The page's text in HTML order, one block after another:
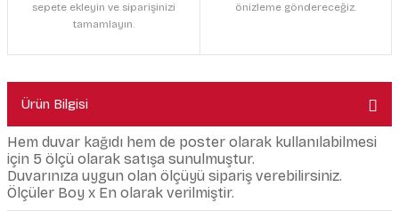
sepete ekleyin ve siparişinizi
tamamlayın.
önizleme göndereceğiz.
Ürün Bilgisi
Hem duvar kağıdı hem de poster olarak kullanılabilmesi
için 5 ölçü olarak satışa sunulmuştur.
Duvarınıza uygun olan ölçüyü sipariş verebilirsiniz.
Ölçüler Boy x En olarak verilmiştir.